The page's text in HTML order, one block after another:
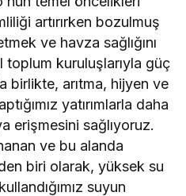
artırırken bozulmuş
ve havza sağlığını
kuruluşlarıyla güç
birlikte, arıtma, hijyen ve
yatırımlarla daha
erişmesini sağlıyoruz.
ve bu alanda
biri olarak, yüksek su
suyun